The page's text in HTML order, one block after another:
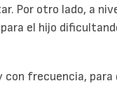
Por otro lado, a
el hijo
con frecuencia,